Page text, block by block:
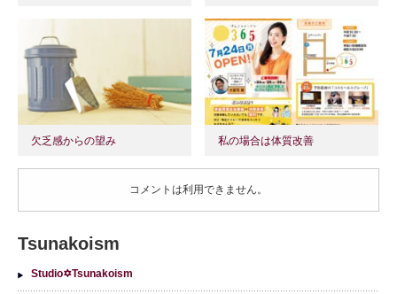
欠乏感からの望み 私の場合は体質改善
コメントは利用できません。
Tsunakoism
Studio✡Tsunakoism